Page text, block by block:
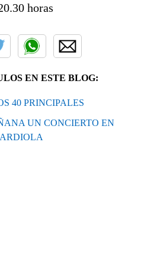
horas
EN ESTE BLOG:
40 PRINCIPALES
UN CONCIERTO EN